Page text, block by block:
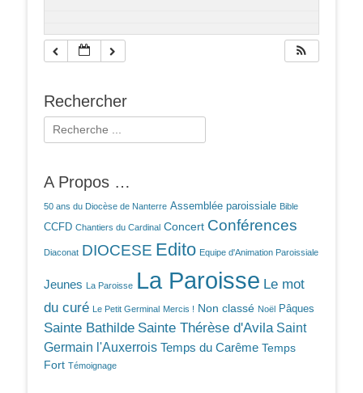
Rechercher
Rechercher :
A Propos …
50 ans du Diocèse de Nanterre Assemblée paroissiale Bible
CCFD Chantiers du Cardinal Concert Conférences
Diaconat DIOCESE Edito Equipe d'Animation Paroissiale
Jeunes La Paroisse La Paroisse Le mot
du curé Le Petit Germinal Mercis ! Non classé Noël Pâques
Sainte Bathilde Sainte Thérèse d'Avila Saint
Germain l'Auxerrois Temps du Carême Temps
Fort Témoignage